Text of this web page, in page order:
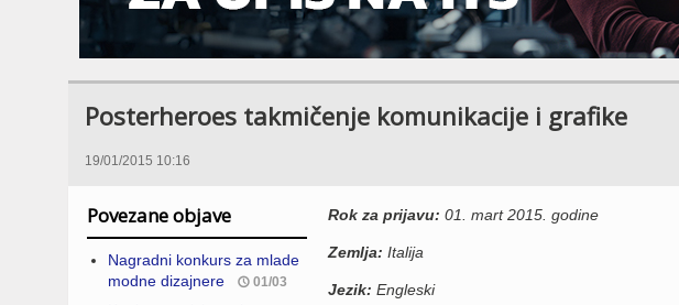
Posterheroes takmičenje komunikacije i grafike
19/01/2015 10:16
Povezane objave
Nagradni konkurs za mlade
modne dizajnere
01/03
Rok za prijavu: 01. mart 2015. godine
Zemlja: Italija
Jezik: Engleski